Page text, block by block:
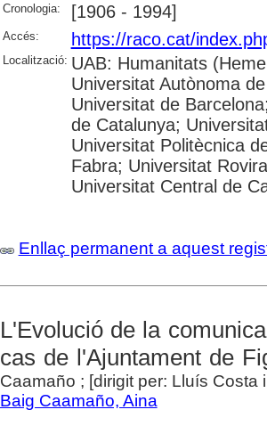
Cronologia: [1906 - 1994]
Accés: https://raco.cat/
Localització: UAB: Humanitats
Universitat Autònoma
Universitat de
de Catalunya;
Universitat Politècnica
Fabra; Universitat
Universitat Central de
Enllaç permanent a aquest
L'Evolució de la
cas de l'Ajuntament de
Caamaño ; [dirigit per: Lluís Costa
Baig Caamaño, Aina